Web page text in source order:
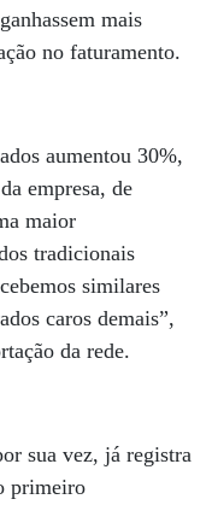
mais
no faturamento.
aumentou 30%,
empresa, de
maior
tradicionais
similares
caros demais”,
da rede.
sua vez, já registra
primeiro